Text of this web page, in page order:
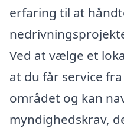
erfaring til at
Ved at vælge et
at du får service
området og kan
myndighedskrav,